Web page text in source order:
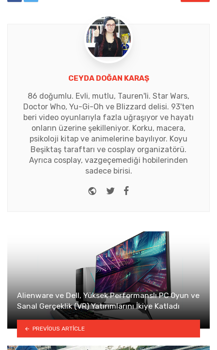
CEYDA DOĞAN KARAŞ
86 doğumlu. Evli, mutlu, Tauren'li. Star Wars,
Doctor Who, Yu-Gi-Oh ve Blizzard delisi. 93'ten
beri video oyunlarıyla fazla uğraşıyor ve hayatı
onların üzerine şekilleniyor. Korku, macera,
psikoloji kitap ve animelerine bayılıyor. Koyu
Beşiktaş taraftarı ve cosplay organizatörü.
Ayrıca cosplay, vazgeçemediği hobilerinden
sadece birisi.
Website
Twitter
Alienware ve Dell, Yüksek Performanslı PC Oyun ve
Sanal Gerçeklik (VR) Yatırımlarını İkiye Katladı
PREVIOUS ARTICLE